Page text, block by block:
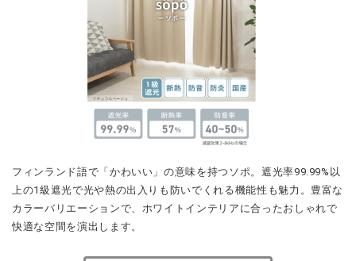
フィンランド語で「かわいい」の意味を持つソポ。遮光率99.99%以
上の1級遮光で光や熱の出入りも防いでくれる機能性も魅力。豊富な
カラーバリエーションで、ホワイトインテリアに合ったおしゃれで
快適な空間を演出します。
sopo-ソポ-を詳しく見る
Luonto-ルオント-